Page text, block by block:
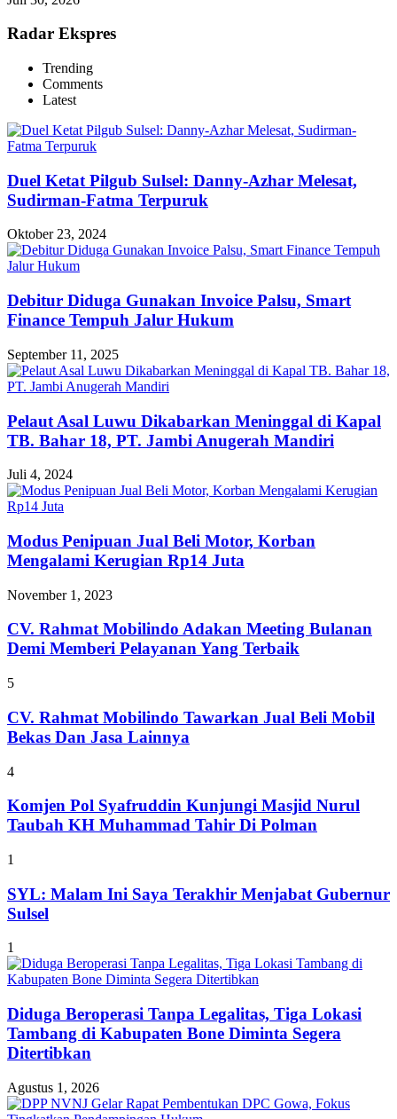
Radar Ekspres
Trending
Comments
Latest
Duel Ketat Pilgub Sulsel: Danny-Azhar Melesat,
Sudirman-Fatma Terpuruk
Oktober 23, 2024
Debitur Diduga Gunakan Invoice Palsu, Smart
Finance Tempuh Jalur Hukum
September 11, 2025
Pelaut Asal Luwu Dikabarkan Meninggal di Kapal
TB. Bahar 18, PT. Jambi Anugerah Mandiri
Juli 4, 2024
Modus Penipuan Jual Beli Motor, Korban
Mengalami Kerugian Rp14 Juta
November 1, 2023
CV. Rahmat Mobilindo Adakan Meeting Bulanan
Demi Memberi Pelayanan Yang Terbaik
5
CV. Rahmat Mobilindo Tawarkan Jual Beli Mobil
Bekas Dan Jasa Lainnya
4
Komjen Pol Syafruddin Kunjungi Masjid Nurul
Taubah KH Muhammad Tahir Di Polman
1
SYL: Malam Ini Saya Terakhir Menjabat Gubernur
Sulsel
1
Diduga Beroperasi Tanpa Legalitas, Tiga Lokasi
Tambang di Kabupaten Bone Diminta Segera
Ditertibkan
Agustus 1, 2026